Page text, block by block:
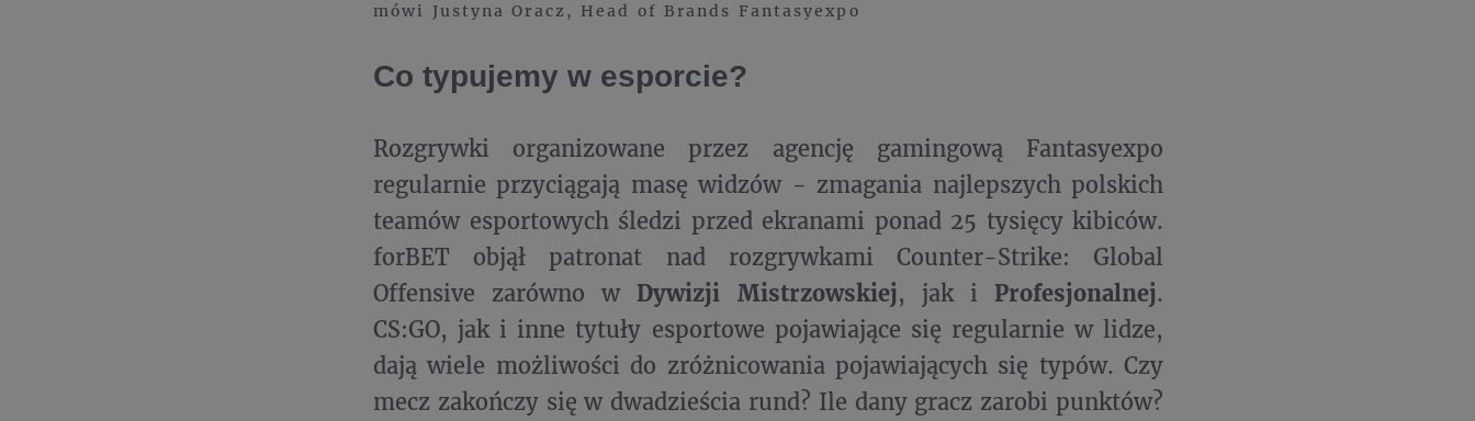
mówi Justyna Oracz, Head of Brands Fantasyexpo
Co typujemy w esporcie?
Rozgrywki organizowane przez agencję gamingową Fantasyexpo
regularnie przyciągają masę widzów - zmagania najlepszych polskich
teamów esportowych śledzi przed ekranami ponad 25 tysięcy kibiców.
forBET objął patronat nad rozgrywkami Counter-Strike: Global
Offensive zarówno w Dywizji Mistrzowskiej, jak i Profesjonalnej.
CS:GO, jak i inne tytuły esportowe pojawiające się regularnie w lidze,
dają wiele możliwości do zróżnicowania pojawiających się typów. Czy
mecz zakończy się w dwadzieścia rund? Ile dany gracz zarobi punktów?